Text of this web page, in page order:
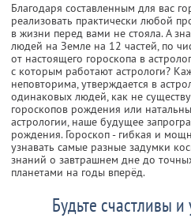
Благодаря составленным для вас
реализовать практически любой
в жизни перед вами не стояла. А
людей на Земле на 12 частей, по
от настоящего гороскопа в
с которым работают астрологи?
неповторима, утверждается в
одинаковых людей, как не
гороскопов рождения или
астрологии, наше будущее
рождения. Гороскоп - гибкая и
узнавать самые разные задумки
знаний о завтрашнем дне до
планетами на годы вперёд.
Будьте счастливы